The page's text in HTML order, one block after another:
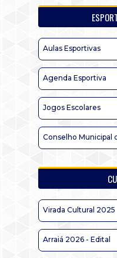
Aulas Esportivas
Agenda Esportiva
Jogos Escolares
Conselho Municipal
Virada Cultural 2025
Arraiá 2026 - Edital